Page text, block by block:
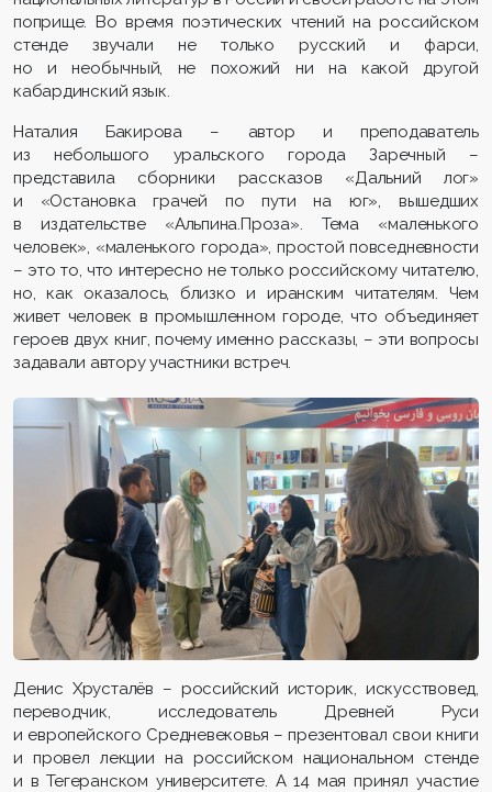
поприще. Во время поэтических чтений на российском
стенде звучали не только русский и фарси,
но и необычный, не похожий ни на какой другой
кабардинский язык.
Наталия Бакирова – автор и преподаватель
из небольшого уральского города Заречный –
представила сборники рассказов «Дальний лог»
и «Остановка грачей по пути на юг», вышедших
в издательстве «Альпина.Проза». Тема «маленького
человек», «маленького города», простой повседневности
– это то, что интересно не только российскому читателю,
но, как оказалось, близко и иранским читателям. Чем
живет человек в промышленном городе, что объединяет
героев двух книг, почему именно рассказы, – эти вопросы
задавали автору участники встреч.
Денис Хрусталёв – российский историк, искусствовед,
переводчик, исследователь Древней Руси
и европейского Средневековья – презентовал свои книги
и провел лекции на российском национальном стенде
и в Тегеранском университете. А 14 мая принял участие